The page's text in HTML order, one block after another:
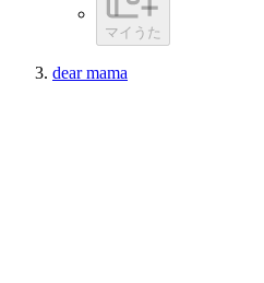
マイうた
dear mama